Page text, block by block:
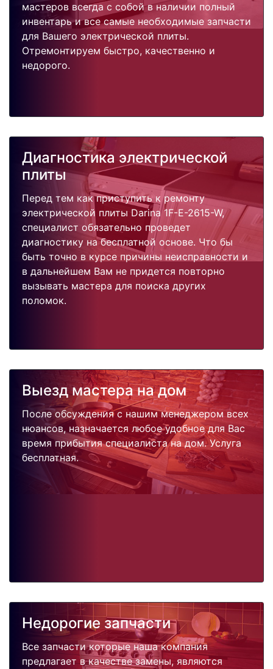
мастеров всегда с собой в наличии полный
инвентарь и все самые необходимые запчасти
для Вашего электрической плиты.
Отремонтируем быстро, качественно и
недорого.
Диагностика электрической
плиты
Перед тем как приступить к ремонту
электрической плиты Darina 1F-E-2615-W,
специалист обязательно проведет
диагностику на бесплатной основе. Что бы
быть точно в курсе причины неисправности и
в дальнейшем Вам не придется повторно
вызывать мастера для поиска других
поломок.
Выезд мастера на дом
После обсуждения с нашим менеджером всех
нюансов, назначается любое удобное для Вас
время прибытия специалиста на дом. Услуга
бесплатная.
Недорогие запчасти
Все запчасти которые наша компания
предлагает в качестве замены, являются